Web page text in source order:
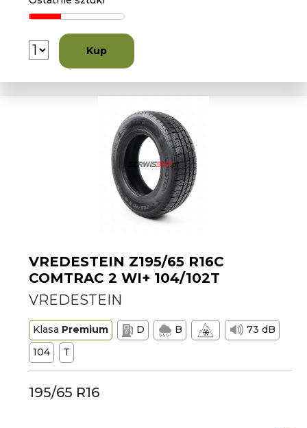
Kup
VREDESTEIN Z195/65 R16C
COMTRAC 2 WI+ 104/102T
VREDESTEIN
Klasa Premium D B
73 dB
104
T
195/65 R16